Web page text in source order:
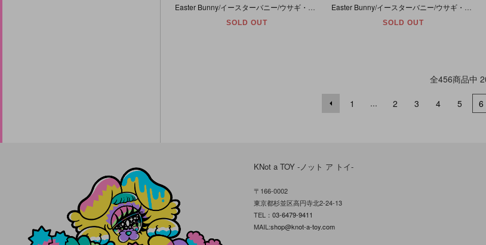
SOLD OUT SOLD OUT
全456商品中
1 ... 2 3 4 5 6
KNot a TOY -ノット ア トイ-
〒166-0002
東京都杉並区高円寺北2-24-13
TEL：03-6479-9411
MAIL:shop@knot-a-toy.com